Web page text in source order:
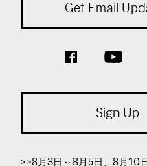
Get Email
Sign Up
>>8月3日～8月5日、8月10